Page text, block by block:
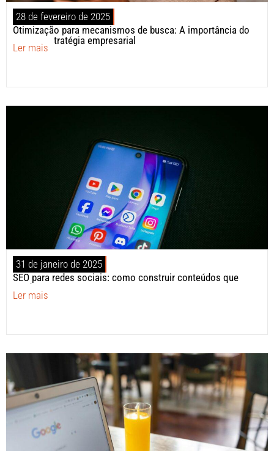
28 de fevereiro de 2025
Otimização para mecanismos de busca: A importância do
SEO na estratégia empresarial
Ler mais
31 de janeiro de 2025
SEO para redes sociais: como construir conteúdos que
vendem?
Ler mais